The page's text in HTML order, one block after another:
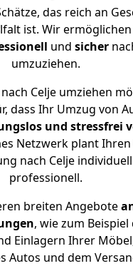
das reich an
ist. Wir
und sicher
umzuziehen.
Celje umziehen
dass Ihr Umzug von
und stressfrei
Netzwerk plant
nach Celje
professionell.
breiten Angebote
, wie zum Beispiel
Einlagern Ihrer
Autos und dem